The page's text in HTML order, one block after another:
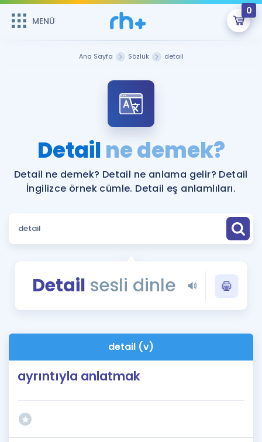
MENÜ
0
ÜYE DEĞİLİM
Sepetin Şu An Boş.
Remzi Hoca ile seni sınava hazırlayacak onlarca eğitim seni
bekliyor!
MENÜ
Faydalı Araçlar
Sözlük
Blog
İngilizce Gramer
Ana Sayfa Sözlük detail
Detailne demek?
Detail ne demek? Detail ne anlama gelir? Detail
İngilizce örnek cümle. Detail eş anlamlıları.
Detail sesli dinle
detail (v)
ayrıntıyla anlatmak